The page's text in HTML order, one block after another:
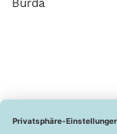
Burda